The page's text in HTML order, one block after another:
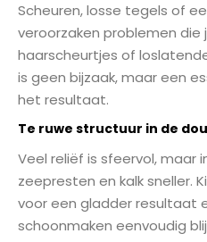
Scheuren, losse tegels of
veroorzaken problemen
haarscheurtjes of
is geen bijzaak, maar een
het resultaat.
Te ruwe structuur in de
Veel reliëf is sfeervol, maar
zeepresten en kalk sneller.
voor een gladder resultaat
schoonmaken eenvoudig